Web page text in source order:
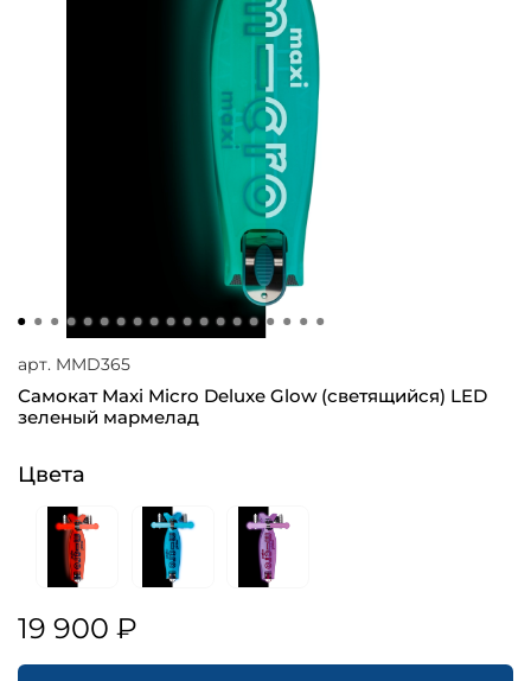
арт. MMD365
Самокат Maxi Micro Deluxe Glow (светящийся) LED
зеленый мармелад
Цвета
19 900 ₽